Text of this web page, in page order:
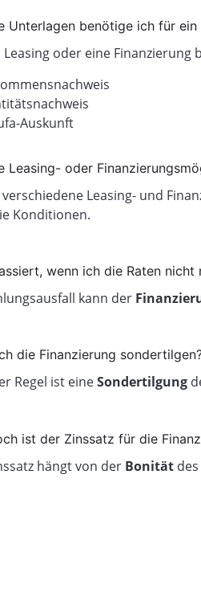
Unterlagen benötige ich für
Leasing oder eine Finanzierung
Auskunft
Leasing- oder
verschiedene Leasing- und
Konditionen.
wenn ich die Raten nicht
kann der
die Finanzierung
Regel ist eineSondertilgung
ist der Zinssatz für die
hängt von der Bonität